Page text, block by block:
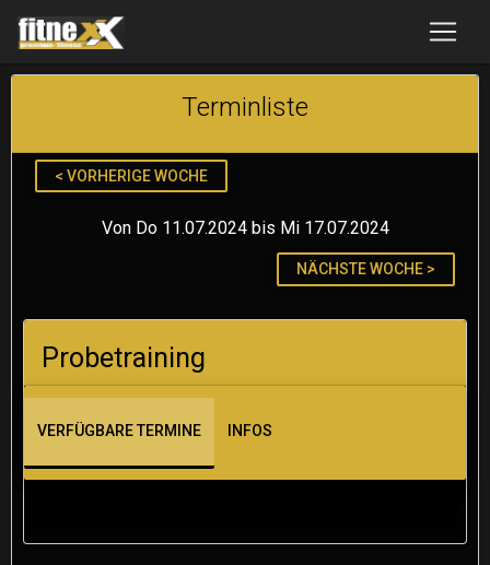
Terminliste
< VORHERIGE WOCHE
Von Do 11.07.2024 bis Mi 17.07.2024
NÄCHSTE WOCHE >
Probetraining
VERFÜGBARE TERMINE INFOS